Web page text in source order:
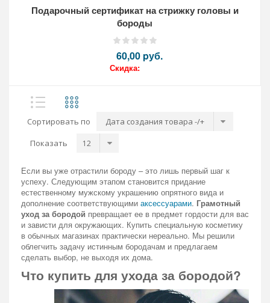
Подарочный сертификат на стрижку головы и
бороды
60,00 pуб.
Скидка:
Кол-во:
Сортировать по
Дата создания товара -/+
Показать
Если вы уже отрастили бороду – это лишь первый шаг к
успеху. Следующим этапом становится придание
естественному мужскому украшению опрятного вида и
дополнение соответствующими аксессуарами. Грамотный
уход за бородой превращает ее в предмет гордости для вас
и зависти для окружающих. Купить специальную косметику
в обычных магазинах практически нереально. Мы решили
облегчить задачу истинным бородачам и предлагаем
сделать выбор, не выходя их дома.
Что купить для ухода за бородой?